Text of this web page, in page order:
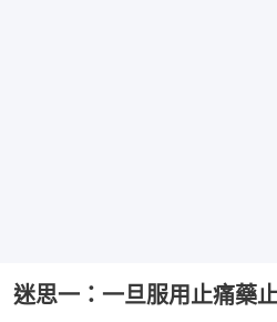
迷思一：一旦服用止痛藥